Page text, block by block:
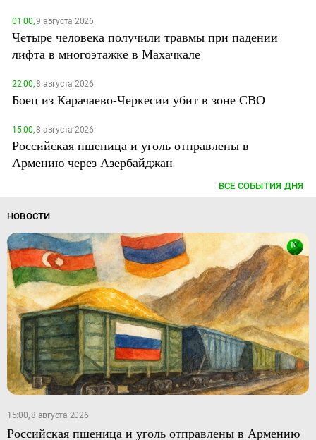
01:00,9 августа 2026
Четыре человека получили травмы при падении
лифта в многоэтажке в Махачкале
22:00,8 августа 2026
Боец из Карачаево-Черкесии убит в зоне СВО
15:00,8 августа 2026
Российская пшеница и уголь отправлены в
Армению через Азербайджан
ВСЕ СОБЫТИЯ ДНЯ
НОВОСТИ
15:00, 8 августа 2026
Российская пшеница и уголь отправлены в Армению